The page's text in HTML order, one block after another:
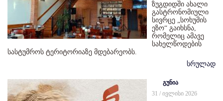
ზუგდიდში ახალი
გასტრონომიული
სივრცე „სოხუმის
ეზო“ გაიხსნა,
რომელიც ამავე
სახელწოდების
სასტუმროს ტერიტორიაზე მდებარეობს.
სრულად
გუნია
31 / ივლისი 2026